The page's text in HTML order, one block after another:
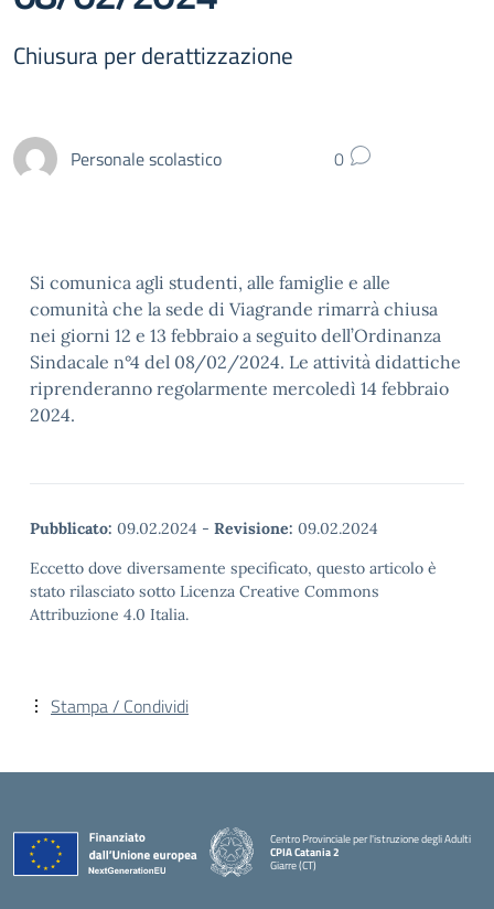
Chiusura per derattizzazione
Personale scolastico 0
Si comunica agli studenti, alle famiglie e alle
comunità che la sede di Viagrande rimarrà chiusa
nei giorni 12 e 13 febbraio a seguito dell’Ordinanza
Sindacale n°4 del 08/02/2024. Le attività didattiche
riprenderanno regolarmente mercoledì 14 febbraio
2024.
Pubblicato: 09.02.2024 - Revisione: 09.02.2024
Eccetto dove diversamente specificato, questo articolo è
stato rilasciato sotto Licenza Creative Commons
Attribuzione 4.0 Italia.
Stampa / Condividi
Centro Provinciale per l'istruzione degli Adulti
CPIA Catania 2
Giarre (CT)